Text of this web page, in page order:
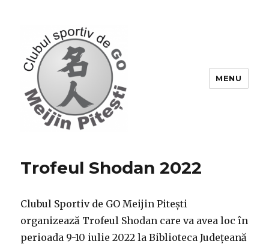
MENU
Trofeul Shodan 2022
Clubul Sportiv de GO Meijin Pitești
organizează Trofeul Shodan care va avea loc în
perioada 9-10 iulie 2022 la Biblioteca Județeană